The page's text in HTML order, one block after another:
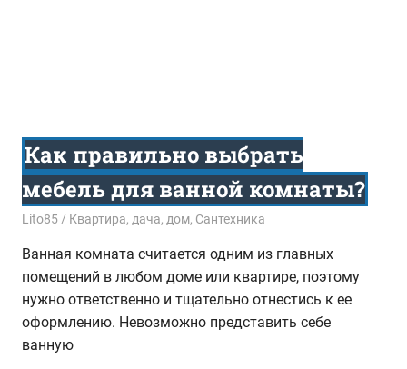
Как правильно выбрать
мебель для ванной комнаты?
05.08.2015
Lito85 Квартира, дача, дом, Сантехника
Ванная комната считается одним из главных
помещений в любом доме или квартире, поэтому
нужно ответственно и тщательно отнестись к ее
оформлению. Невозможно представить себе
ванную